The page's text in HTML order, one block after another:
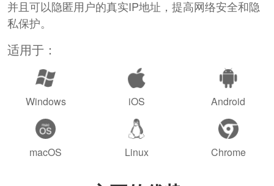
并且可以隐匿用户的真实IP地址，提高网络安全和隐
私保护。
适用于：
Windows iOS Android
macOS Linux Chrome